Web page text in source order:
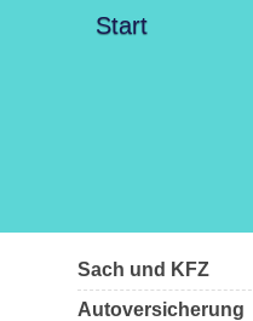
Start
Sach und KFZ
Autoversicherung